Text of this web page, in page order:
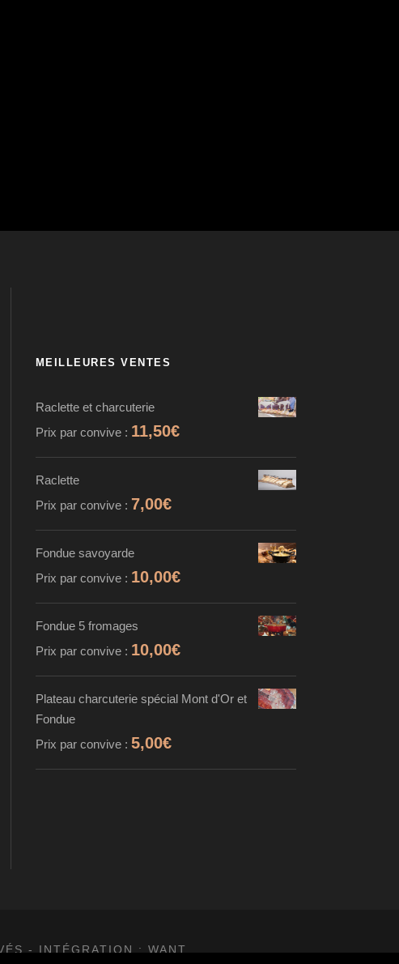
MEILLEURES VENTES
Raclette et charcuterie
Prix par convive : 11,50€
Raclette
Prix par convive : 7,00€
Fondue savoyarde
Prix par convive : 10,00€
Fondue 5 fromages
Prix par convive : 10,00€
Plateau charcuterie spécial Mont d'Or et
Fondue
Prix par convive : 5,00€
- INTÉGRATION : WANT